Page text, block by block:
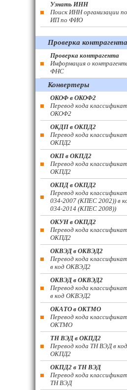
Узнать ИНН
Поиск ИНН организации
ИП по ФИО
Проверка контрагента
Проверка контрагента
Информация о
ФНС
Конвертеры
ОКОФ в ОКОФ2
Перевод кода
ОКОФ2
ОКДП в ОКПД2
Перевод кода
ОКПД2
ОКП в ОКПД2
Перевод кода
ОКПД2
ОКПД в ОКПД2
Перевод кода
034-2007 (КПЕС 2002)) в
034-2014 (КПЕС 2008))
ОКУН в ОКПД2
Перевод кода
ОКПД2
ОКВЭД в ОКВЭД2
Перевод кода
в код ОКВЭД2
ОКВЭД в ОКВЭД2
Перевод кода
в код ОКВЭД2
ОКАТО в ОКТМО
Перевод кода
ОКТМО
ТН ВЭД в ОКПД2
Перевод кода ТН ВЭД в
ОКПД2
ОКПД2 в ТН ВЭД
Перевод кода
ТН ВЭД